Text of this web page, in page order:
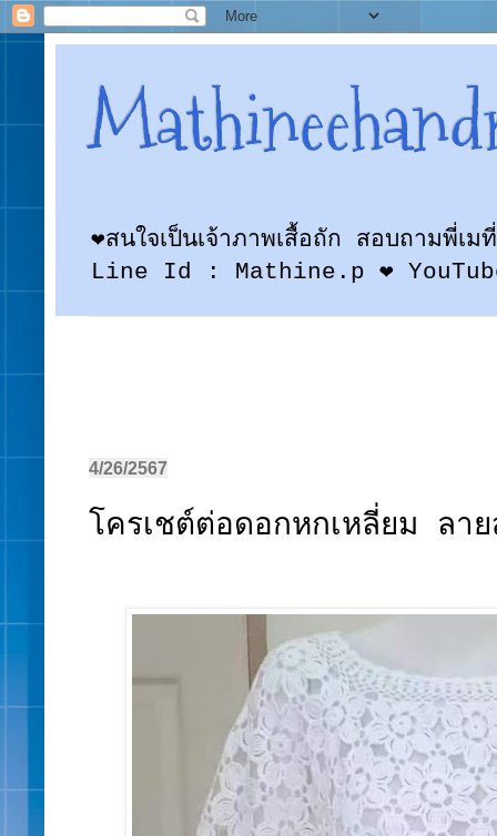
❤สนใจเป็นเจ้าภาพเสื้อถัก สอบถามพี่
Line Id : Mathine.p ❤
4/26/2567
โครเชต์ต่อดอกหกเหลี่ยม ลา